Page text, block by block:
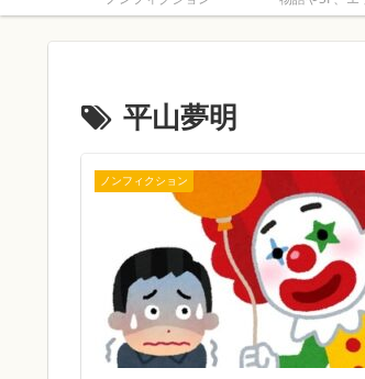
平山夢明
ノンフィクション